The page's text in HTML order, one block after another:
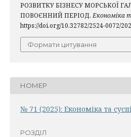
РОЗВИТКУ БІЗНЕСУ МОРСЬКОЇ
ПОВОЄННИЙ ПЕРІОД. Економіка
https://doi.org/10.32782/2524-0072/
Формати цитування
НОМЕР
№ 71 (2025): Економіка та
РОЗДІЛ